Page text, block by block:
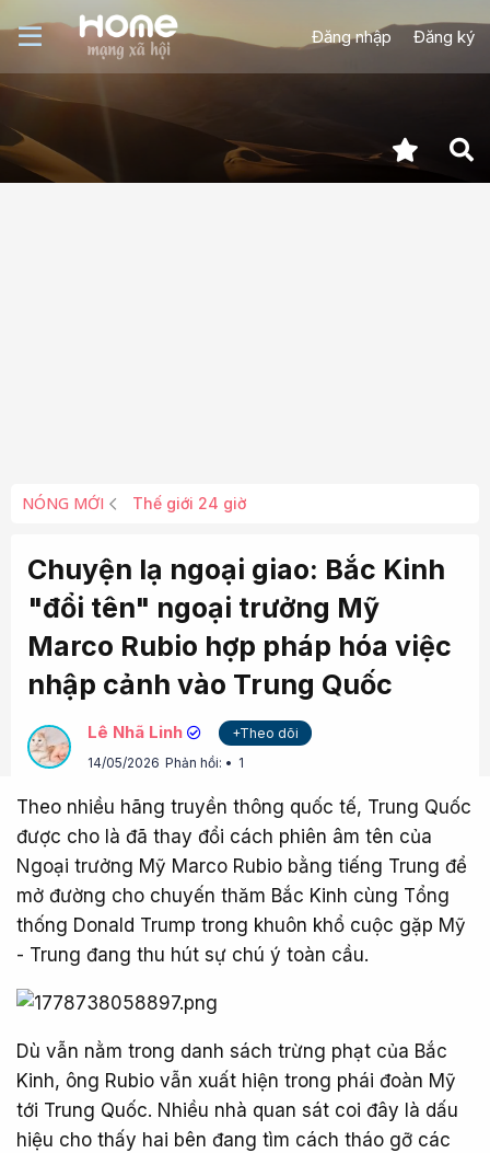
Đăng nhập Đăng ký
NÓNG MỚI Thế giới 24 giờ
Chuyện lạ ngoại giao: Bắc Kinh
"đổi tên" ngoại trưởng Mỹ
Marco Rubio hợp pháp hóa việc
nhập cảnh vào Trung Quốc
Lê Nhã Linh
+Theo dõi
14/05/2026 Phản hồi: 1
Theo nhiều hãng truyền thông quốc tế, Trung Quốc
được cho là đã thay đổi cách phiên âm tên của
Ngoại trưởng Mỹ Marco Rubio bằng tiếng Trung để
mở đường cho chuyến thăm Bắc Kinh cùng Tổng
thống Donald Trump trong khuôn khổ cuộc gặp Mỹ
- Trung đang thu hút sự chú ý toàn cầu.
Dù vẫn nằm trong danh sách trừng phạt của Bắc
Kinh, ông Rubio vẫn xuất hiện trong phái đoàn Mỹ
tới Trung Quốc. Nhiều nhà quan sát coi đây là dấu
hiệu cho thấy hai bên đang tìm cách tháo gỡ các